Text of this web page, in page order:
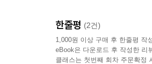
한줄평 (2건)
1,000원 이상 구매 후 한줄평 작
eBook은 다운로드 후 작성한 리
클래스는 첫번째 회차 주문확정